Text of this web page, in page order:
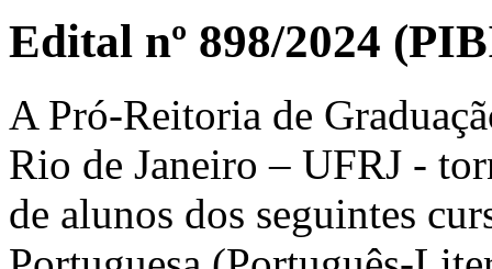
Edital nº 898/2024
A Pró-Reitoria de
Rio de Janeiro – UFRJ -
de alunos dos seguintes